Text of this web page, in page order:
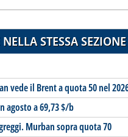
STESSA SEZIONE
vede il Brent a quota 50 nel
agosto a 69,73 $/b
Murban sopra quota 70